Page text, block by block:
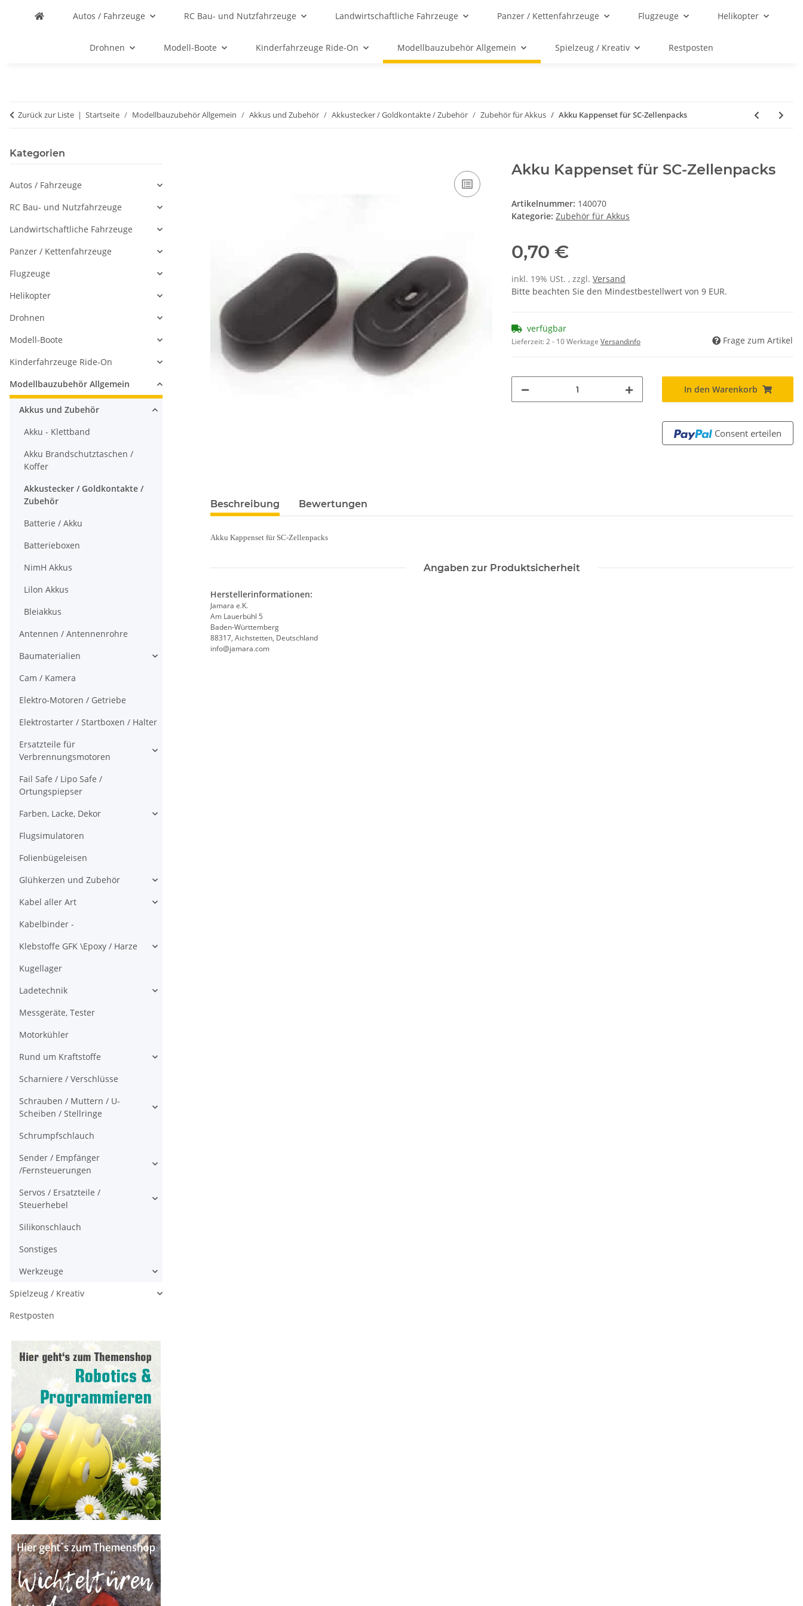
Autos / Fahrzeuge RC Bau- und Nutzfahrzeuge Landwirtschaftliche Fahrzeuge Panzer / Kettenfahrzeuge Flugzeuge Helikopter
Drohnen Modell-Boote Kinderfahrzeuge Ride-On Modellbauzubehör Allgemein Spielzeug / Kreativ Restposten
Zurück zur Liste Startseite Modellbauzubehör Allgemein Akkus und Zubehör Akkustecker / Goldkontakte / Zubehör Zubehör für Akkus Akku Kappenset für SC-Zellenpacks
Akku Kappenset für SC-Zellenpacks
Artikelnummer: 140070
Kategorie: Zubehör für Akkus
0,70 €
inkl. 19% USt. , zzgl. Versand
Bitte beachten Sie den Mindestbestellwert von 9 EUR.
verfügbar
Lieferzeit:2 - 10 Werktage Versandinfo Frage zum Artikel
In den Warenkorb
Consent erteilen
Beschreibung Bewertungen
Akku Kappenset für SC-Zellenpacks
Angaben zur Produktsicherheit
Herstellerinformationen:
Jamara e.K.
Am Lauerbühl 5
Baden-Württemberg
88317, Aichstetten, Deutschland
info@jamara.com
Kategorien
Autos / Fahrzeuge
RC Bau- und Nutzfahrzeuge
Landwirtschaftliche Fahrzeuge
Panzer / Kettenfahrzeuge
Flugzeuge
Helikopter
Drohnen
Modell-Boote
Kinderfahrzeuge Ride-On
Modellbauzubehör Allgemein
Akkus und Zubehör
Akku - Klettband
Akku Brandschutztaschen /
Koffer
Akkustecker / Goldkontakte /
Zubehör
Batterie / Akku
Batterieboxen
NimH Akkus
Lilon Akkus
Bleiakkus
Antennen / Antennenrohre
Baumaterialien
Cam / Kamera
Elektro-Motoren / Getriebe
Elektrostarter / Startboxen / Halter
Ersatzteile für
Verbrennungsmotoren
Fail Safe / Lipo Safe /
Ortungspiepser
Farben, Lacke, Dekor
Flugsimulatoren
Folienbügeleisen
Glühkerzen und Zubehör
Kabel aller Art
Kabelbinder -
Klebstoffe GFK \Epoxy / Harze
Kugellager
Ladetechnik
Messgeräte, Tester
Motorkühler
Rund um Kraftstoffe
Scharniere / Verschlüsse
Schrauben / Muttern / U-
Scheiben / Stellringe
Schrumpfschlauch
Sender / Empfänger
/Fernsteuerungen
Servos / Ersatzteile /
Steuerhebel
Silikonschlauch
Sonstiges
Werkzeuge
Spielzeug / Kreativ
Restposten